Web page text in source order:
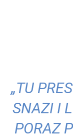
„TU
SNAZI I
PORAZ